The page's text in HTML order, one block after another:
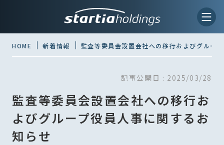
HOME 新着情報 監査等委員会設置会社への移行およびグルー
記事公開日 : 2025/03/28
監査等委員会設置会社への移行お
よびグループ役員人事に関するお
知らせ